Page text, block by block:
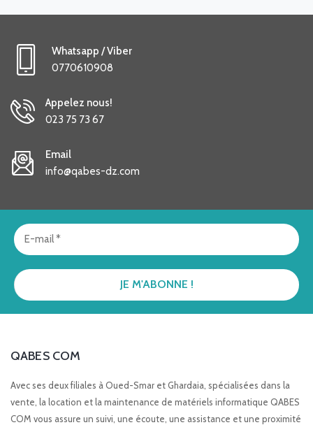
Whatsapp / Viber
0770610908
Appelez nous!
023 75 73 67
Email
info@qabes-dz.com
QABES COM
Avec ses deux filiales à Oued-Smar et Ghardaia, spécialisées dans la
vente, la location et la maintenance de matériels informatique QABES
COM vous assure un suivi, une écoute, une assistance et une proximité